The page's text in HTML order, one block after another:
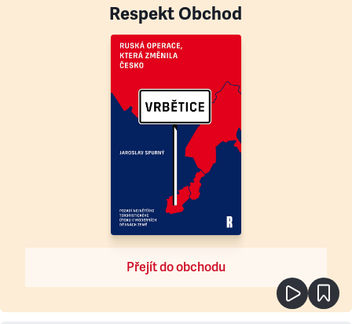
Respekt Obchod
Přejít do obchodu